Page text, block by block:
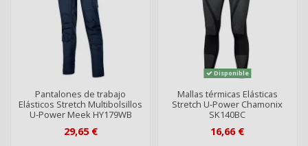
Pantalones de trabajo
Elásticos Stretch Multibolsillos
U-Power Meek HY179WB
29,65 €
Disponible
Mallas térmicas Elásticas
Stretch U-Power Chamonix
SK140BC
16,66 €